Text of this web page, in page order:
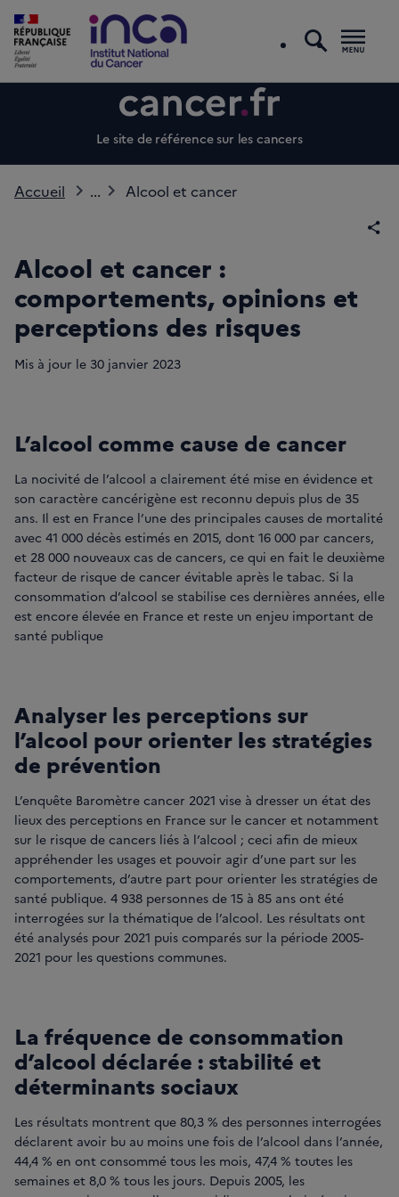
Le site de référence sur les cancers
Accueil ... Alcool et cancer
Alcool et cancer :
comportements, opinions et
perceptions des risques
Mis à jour le 30 janvier 2023
L’alcool comme cause de cancer
La nocivité de l’alcool a clairement été mise en évidence et
son caractère cancérigène est reconnu depuis plus de 35
ans. Il est en France l’une des principales causes de mortalité
avec 41 000 décès estimés en 2015, dont 16 000 par cancers,
et 28 000 nouveaux cas de cancers, ce qui en fait le deuxième
facteur de risque de cancer évitable après le tabac. Si la
consommation d’alcool se stabilise ces dernières années, elle
est encore élevée en France et reste un enjeu important de
santé publique
Analyser les perceptions sur
l’alcool pour orienter les stratégies
de prévention
L’enquête Baromètre cancer 2021 vise à dresser un état des
lieux des perceptions en France sur le cancer et notamment
sur le risque de cancers liés à l’alcool ; ceci afin de mieux
appréhender les usages et pouvoir agir d’une part sur les
comportements, d’autre part pour orienter les stratégies de
santé publique. 4 938 personnes de 15 à 85 ans ont été
interrogées sur la thématique de l’alcool. Les résultats ont
été analysés pour 2021 puis comparés sur la période 2005-
2021 pour les questions communes.
La fréquence de consommation
d’alcool déclarée : stabilité et
déterminants sociaux
Les résultats montrent que 80,3 % des personnes interrogées
déclarent avoir bu au moins une fois de l’alcool dans l’année,
44,4 % en ont consommé tous les mois, 47,4 % toutes les
semaines et 8,0 % tous les jours. Depuis 2005, les